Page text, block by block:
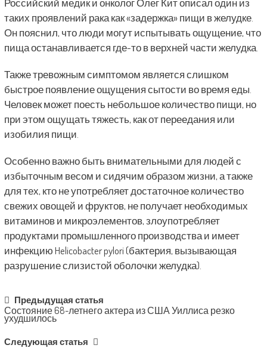
Российский медик и онколог Олег Кит описал один из
таких проявлений рака как «задержка» пищи в желудке.
Он пояснил, что люди могут испытывать ощущение, что
пища останавливается где-то в верхней части желудка.
Также тревожным симптомом является слишком
быстрое появление ощущения сытости во время еды.
Человек может поесть небольшое количество пищи, но
при этом ощущать тяжесть, как от переедания или
изобилия пищи.
Особенно важно быть внимательными для людей с
избыточным весом и сидячим образом жизни, а также
для тех, кто не употребляет достаточное количество
свежих овощей и фруктов, не получает необходимых
витаминов и микроэлементов, злоупотребляет
продуктами промышленного производства и имеет
инфекцию Helicobacter pylori (бактерия, вызывающая
разрушение слизистой оболочки желудка).
Post
navigation
Предыдущая статья
Состояние 68-летнего актера из США Уиллиса резко
ухудшилось
Следующая статья